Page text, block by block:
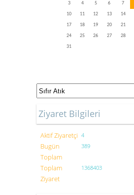
3
4 5 6 7
10
11 12 13 14
17
18 19 20 21
24
25 26 27 28
31
Ziyaret Bilgileri
Aktif Ziyaretçi 4
Bugün
Toplam
389
Toplam
Ziyaret
1368403